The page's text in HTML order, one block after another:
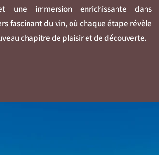
une immersion enrichissante dans
fascinant du vin, où chaque étape révèle
chapitre de plaisir et de découverte.